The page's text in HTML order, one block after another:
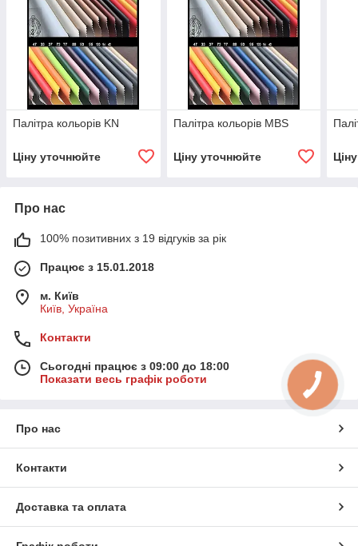
Палітра кольорів KN
Ціну уточнюйте
Палітра кольорів MBS
Ціну уточнюйте
Про нас
100% позитивних з 19 відгуків за рік
Працює з 15.01.2018
м. Київ
Київ, Україна
Контакти
Сьогодні працює з 09:00 до 18:00
Показати весь графік роботи
Про нас
Контакти
Доставка та оплата